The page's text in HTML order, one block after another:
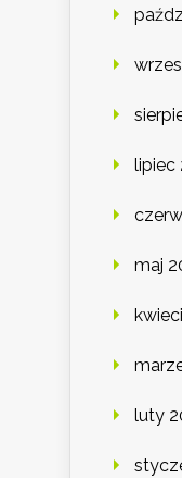
lipiec
maj
luty